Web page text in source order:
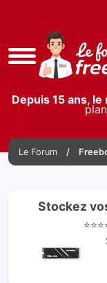
Accès
rapide
Depuis 15 ans,
Le Forum
Stockez